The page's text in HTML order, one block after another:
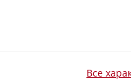
Все